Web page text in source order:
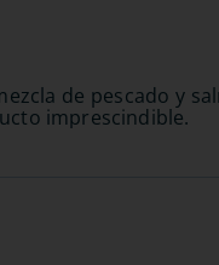
de pescado y
imprescindible.